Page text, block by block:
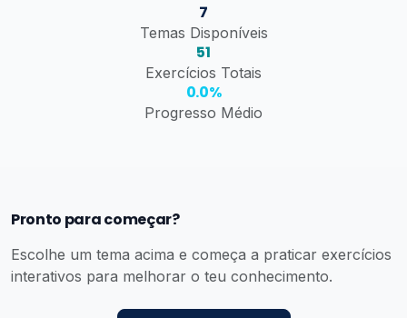
7
Temas Disponíveis
51
Exercícios Totais
0.0%
Progresso Médio
Pronto para começar?
Escolhe um tema acima e começa a praticar exercícios
interativos para melhorar o teu conhecimento.